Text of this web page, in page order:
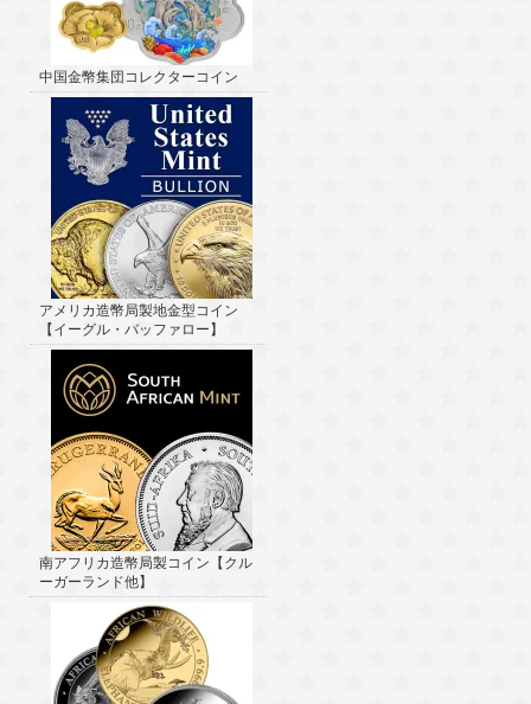
中国金幣集団コレクターコイン
アメリカ造幣局製地金型コイン
【イーグル・バッファロー】
南アフリカ造幣局製コイン【クル
ーガーランド他】